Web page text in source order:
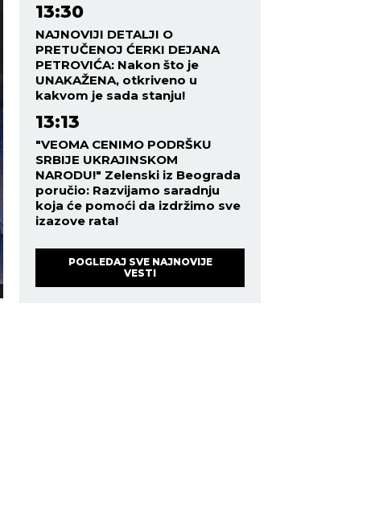
13:30
NAJNOVIJI DETALJI O
PRETUČENOJ ĆERKI DEJANA
PETROVIĆA: Nakon što je
UNAKAŽENA, otkriveno u
kakvom je sada stanju!
13:13
"VEOMA CENIMO PODRŠKU
SRBIJE UKRAJINSKOM
NARODU!" Zelenski iz Beograda
poručio: Razvijamo saradnju
koja će pomoći da izdržimo sve
izazove rata!
POGLEDAJ SVE NAJNOVIJE
VESTI